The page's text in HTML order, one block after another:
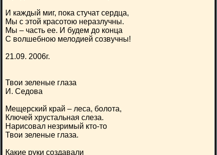
И каждый миг, пока стучат сердца,
Мы с этой красотою неразлучны.
Мы – часть ее. И будем до конца
С волшебною мелодией созвучны!
21.09. 2006г.
Твои зеленые глаза
И. Седова
Мещерский край – леса, болота,
Ключей хрустальная слеза.
Нарисовал незримый кто-то
Твои зеленые глаза.
Какие руки создавали